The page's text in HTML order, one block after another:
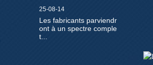
25-08-14
Les fabricants parviendr
ont à un spectre comple
t...